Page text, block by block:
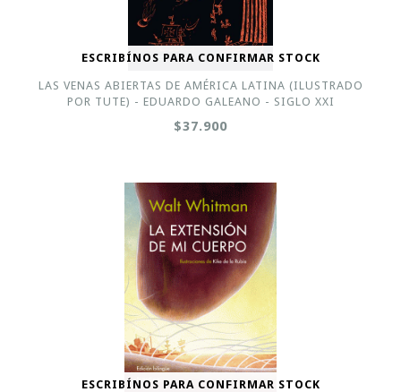
ESCRIBÍNOS PARA CONFIRMAR STOCK
LAS VENAS ABIERTAS DE AMÉRICA LATINA (ILUSTRADO
POR TUTE) - EDUARDO GALEANO - SIGLO XXI
$37.900
ESCRIBÍNOS PARA CONFIRMAR STOCK